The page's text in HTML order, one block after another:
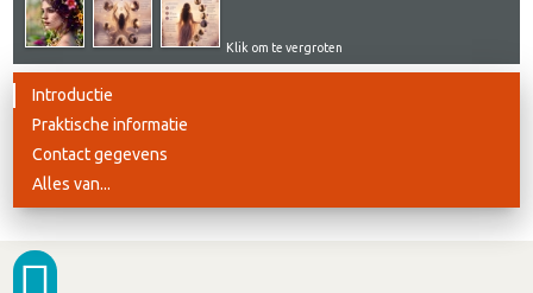
Klik om te vergroten
Introductie
Praktische informatie
Contact gegevens
Alles van...